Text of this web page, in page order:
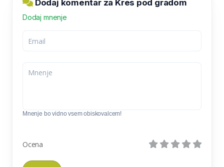
Dodaj komentar za Kres pod gradom
Dodaj mnenje
Mnenje bo vidno vsem obiskovalcem!
Ocena